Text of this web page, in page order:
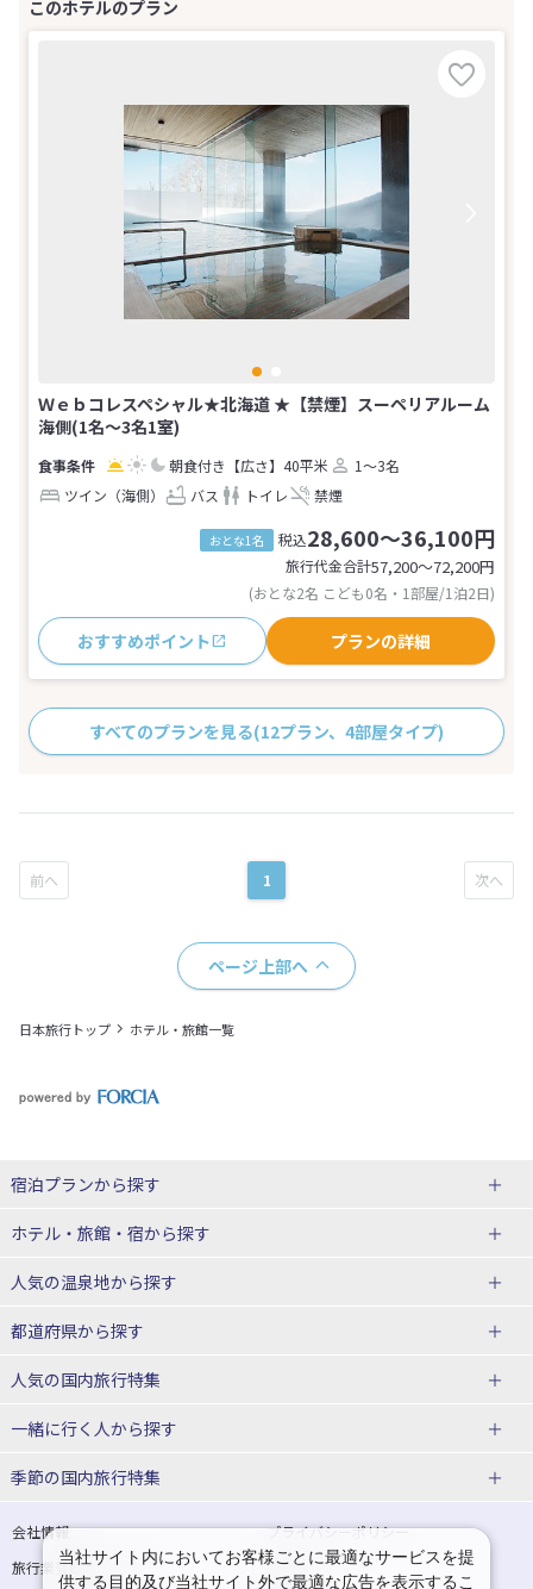
Ｗｅｂコレスペシャル★北海道 ★【禁煙】スーペリアルーム
海側(1名～3名1室)
朝食付き 【広さ】40平米
1～3名
ツイン（海側）
バス トイレ 禁煙
おとな1名 税込28,600～36,100円
旅行代金合計57,200〜72,200円
(おとな2名 こども0名・1部屋/1泊2日)
おすすめポイント プランの詳細
すべてのプランを見る(12プラン、4部屋タイプ)
1
ページ上部へ
日本旅行トップ ホテル・旅館一覧
宿泊プランから探す
北海道
東北
青森県
宮城県
山形県
関東
埼玉県 千葉県
ホテル・旅館・宿から探す
北海道ホテル・旅館
青森県ホテル・旅館
宮城県ホテル・旅館
山形県ホテル・旅館
東京都ホテル・旅館 神奈川県ホテル・旅館
人気の温泉地から探す
北海道
湯の川温泉(北海道)
十勝川温泉(北海道)
洞爺湖温泉(北海道)
層雲峡温泉(北海道)
東北
都道府県から探す
北海道旅行・ツアー
東北
青森旅行・ツアー 岩手旅行・ツアー
宮城旅行・ツアー 秋田旅行・ツアー
人気の国内旅行特集
東京ディズニーリゾート®への旅
ユニバーサル・スタジオ・ジャパ
一緒に行く人から探す
一人旅 国内版
カップル・夫婦旅行 国内版 女子旅 国内版
卒業旅行・学生旅行 国内版
季節の国内旅行特集
桜・お花見特集
ゴールデンウィーク（GW）の国内
旅行
会社情報
プライバシーポリシー
旅行業登録票・約款
規約集
当社サイト内においてお客様ごとに最適なサービスを提
供する目的及び当社サイト外で最適な広告を表示するこ